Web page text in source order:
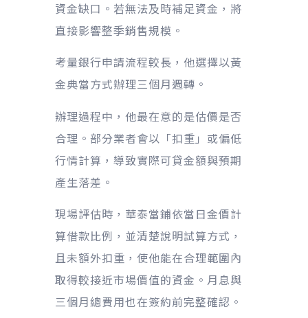
資金缺口。若無法及時補足資金，將
直接影響整季銷售規模。
考量銀行申請流程較長，他選擇以黃
金典當方式辦理三個月週轉。
辦理過程中，他最在意的是估價是否
合理。部分業者會以「扣重」或偏低
行情計算，導致實際可貸金額與預期
產生落差。
現場評估時，華泰當鋪依當日金價計
算借款比例，並清楚說明試算方式，
且未額外扣重，使他能在合理範圍內
取得較接近市場價值的資金。月息與
三個月總費用也在簽約前完整確認。